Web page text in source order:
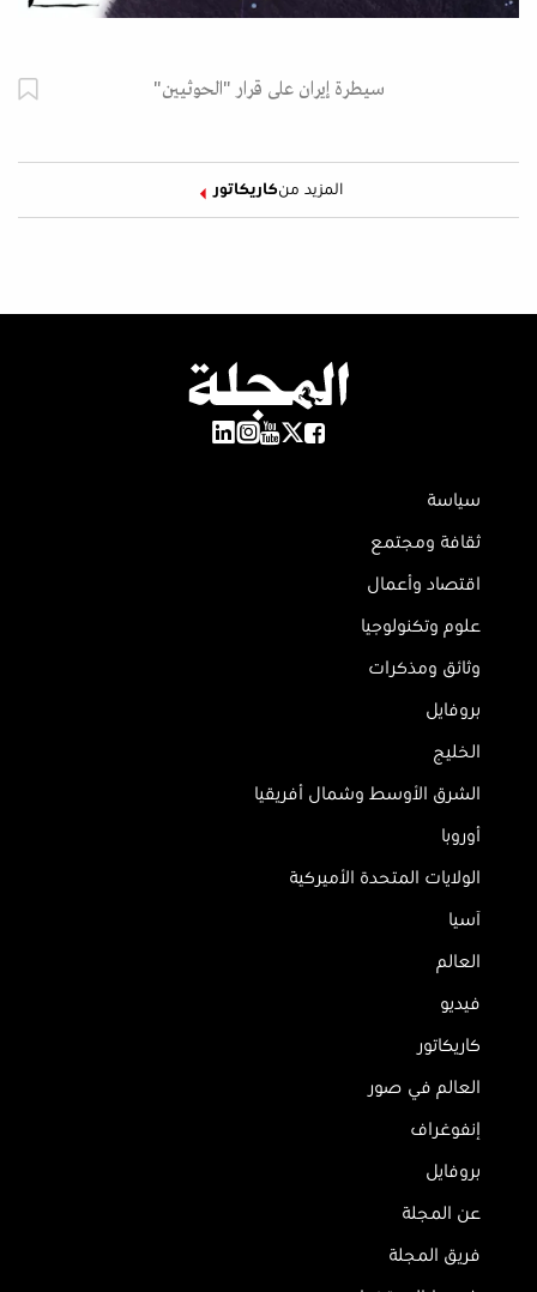
سيطرة إيران على قرار "الحوثيين"
المزيد منكاريكاتور
سياسة
ثقافة ومجتمع
اقتصاد وأعمال
علوم وتكنولوجيا
وثائق ومذكرات
بروفايل
الخليج
الشرق الأوسط وشمال أفريقيا
أوروبا
الولايات المتحدة الأميركية
آسيا
العالم
فيديو
كاريكاتور
العالم في صور
إنفوغراف
بروفايل
عن المجلة
فريق المجلة